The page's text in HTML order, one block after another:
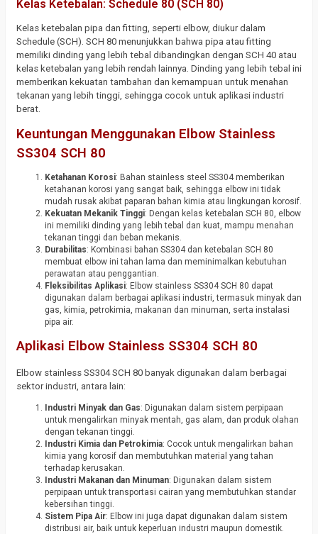
Kelas Ketebalan: Schedule 80 (SCH 80)
Kelas ketebalan pipa dan fitting, seperti elbow, diukur dalam
Schedule (SCH). SCH 80 menunjukkan bahwa pipa atau fitting
memiliki dinding yang lebih tebal dibandingkan dengan SCH 40 atau
kelas ketebalan yang lebih rendah lainnya. Dinding yang lebih tebal ini
memberikan kekuatan tambahan dan kemampuan untuk menahan
tekanan yang lebih tinggi, sehingga cocok untuk aplikasi industri
berat.
Keuntungan Menggunakan Elbow Stainless
SS304 SCH 80
Ketahanan Korosi: Bahan stainless steel SS304 memberikan
ketahanan korosi yang sangat baik, sehingga elbow ini tidak
mudah rusak akibat paparan bahan kimia atau lingkungan korosif.
Kekuatan Mekanik Tinggi: Dengan kelas ketebalan SCH 80, elbow
ini memiliki dinding yang lebih tebal dan kuat, mampu menahan
tekanan tinggi dan beban mekanis.
Durabilitas: Kombinasi bahan SS304 dan ketebalan SCH 80
membuat elbow ini tahan lama dan meminimalkan kebutuhan
perawatan atau penggantian.
Fleksibilitas Aplikasi: Elbow stainless SS304 SCH 80 dapat
digunakan dalam berbagai aplikasi industri, termasuk minyak dan
gas, kimia, petrokimia, makanan dan minuman, serta instalasi
pipa air.
Aplikasi Elbow Stainless SS304 SCH 80
Elbow stainless SS304 SCH 80 banyak digunakan dalam berbagai
sektor industri, antara lain:
Industri Minyak dan Gas: Digunakan dalam sistem perpipaan
untuk mengalirkan minyak mentah, gas alam, dan produk olahan
dengan tekanan tinggi.
Industri Kimia dan Petrokimia: Cocok untuk mengalirkan bahan
kimia yang korosif dan membutuhkan material yang tahan
terhadap kerusakan.
Industri Makanan dan Minuman: Digunakan dalam sistem
perpipaan untuk transportasi cairan yang membutuhkan standar
kebersihan tinggi.
Sistem Pipa Air: Elbow ini juga dapat digunakan dalam sistem
distribusi air, baik untuk keperluan industri maupun domestik.